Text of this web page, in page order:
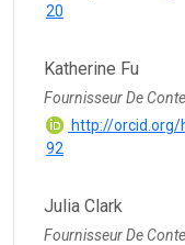
20
Katherine Fu
Fournisseur De
http://
92
Julia Clark
Fournisseur De